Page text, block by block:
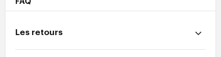
FAQ
Les retours